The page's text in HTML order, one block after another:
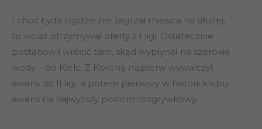
I choć Łyda nigdzie nie zagrzał miejsca na dłużej,
to wciąż otrzymywał oferty z I ligi. Ostatecznie
postanowił wrócić tam, skąd wypłynął na szerokie
wody – do Kielc. Z Koroną najpierw wywalczył
awans do II ligi, a potem pierwszy w historii klubu
awans na najwyższy poziom rozgrywkowy.